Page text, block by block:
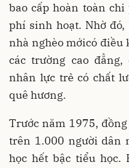
bao cấp hoàn toàn
phí sinh hoạt. Nhờ
nhà nghèo mớicó điều
các trường cao
nhân lực trẻ có chất
quê hương.
Trước năm 1975,
trên 1.000 người dân
học hết bậc tiểu học.